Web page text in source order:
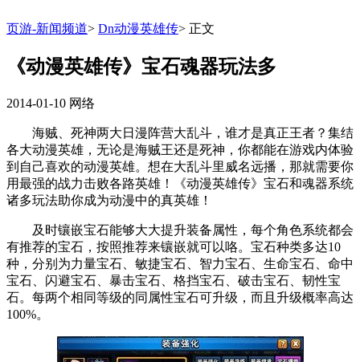
页游-新闻频道> Dn动漫英雄传> 正文
《动漫英雄传》宝石魂器玩法多
2014-01-10 网络
海贼、死神两大日漫阵营大乱斗，谁才是真正王者？集结
各大动漫英雄，无论是海贼王还是死神，你都能在游戏内体验
到自己喜欢的动漫英雄。想在大乱斗里威名远播，那就需要你
用最强的战力击败各路英雄！《动漫英雄传》宝石和魂器系统
诸多玩法助你成为动漫中的真英雄！
及时镶嵌宝石能够大大提升装备属性，每个角色系统都会
有推荐的宝石，按照推荐来镶嵌就可以咯。宝石种类多达10
种，分别为力量宝石、敏捷宝石、智力宝石、生命宝石、命中
宝石、闪避宝石、暴击宝石、格挡宝石、破击宝石、韧性宝
石。每两个相同等级的同属性宝石可升级，而且升级概率高达
100%。